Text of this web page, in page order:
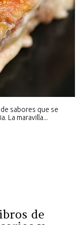
sabores que se
La maravilla...
de